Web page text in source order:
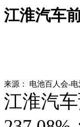
江淮汽车
来源： 电池百人会-电
江淮汽